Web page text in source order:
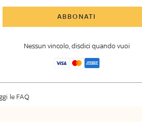
ABBONATI
Nessun vincolo, disdici quando vuoi
le FAQ